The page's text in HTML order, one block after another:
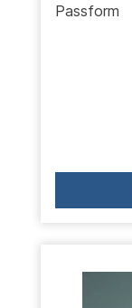
Passform